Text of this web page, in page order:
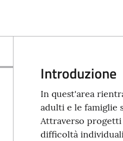
Introduzione
In quest'area
adulti e le famiglie
Attraverso
difficoltà individuali